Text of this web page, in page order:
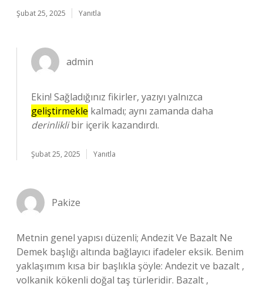
Şubat 25, 2025 Yanıtla
admin
Ekin! Sağladığınız fikirler, yazıyı yalnızca
geliştirmekle kalmadı; aynı zamanda daha
derinliklibir içerik kazandırdı.
Şubat 25, 2025 Yanıtla
Pakize
Metnin genel yapısı düzenli; Andezit Ve Bazalt Ne
Demek başlığı altında bağlayıcı ifadeler eksik. Benim
yaklaşımım kısa bir başlıkla şöyle: Andezit ve bazalt ,
volkanik kökenli doğal taş türleridir. Bazalt ,